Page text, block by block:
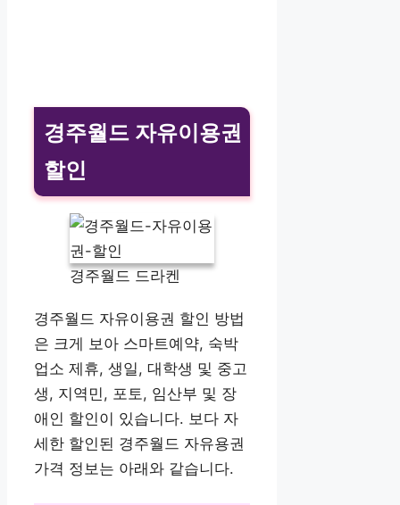
경주월드 자유이용권
할인
경주월드 드라켄
경주월드 자유이용권 할인 방법
은 크게 보아 스마트예약, 숙박
업소 제휴, 생일, 대학생 및 중고
생, 지역민, 포토, 임산부 및 장
애인 할인이 있습니다. 보다 자
세한 할인된 경주월드 자유용권
가격 정보는 아래와 같습니다.